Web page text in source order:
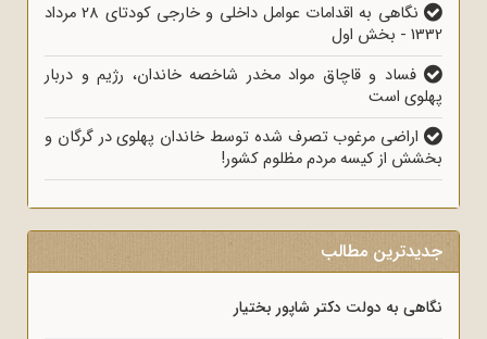
نگاهی به اقدامات عوامل داخلی و خارجی کودتای 28 مرداد
1332 - بخش اول
فساد و قاچاق مواد مخدر شاخصه خاندان، رژیم و دربار
پهلوی است
اراضی مرغوب تصرف شده توسط خاندان پهلوی در گرگان و
بخشش از کیسه مردم مظلوم کشور!
جدیدترین مطالب
نگاهی به دولت دکتر شاپور بختیار